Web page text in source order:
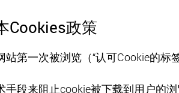
Cookies政策
站第一次被浏览（“认可Cookie的标
手段来阻止cookie被下载到用户的